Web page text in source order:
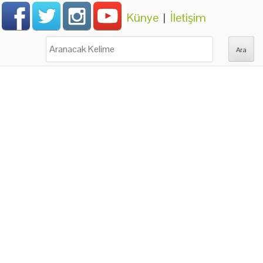
Künye | İletişim